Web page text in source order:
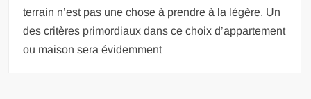
terrain n’est pas une chose à prendre à la légère. Un
des critères primordiaux dans ce choix d’appartement
ou maison sera évidemment